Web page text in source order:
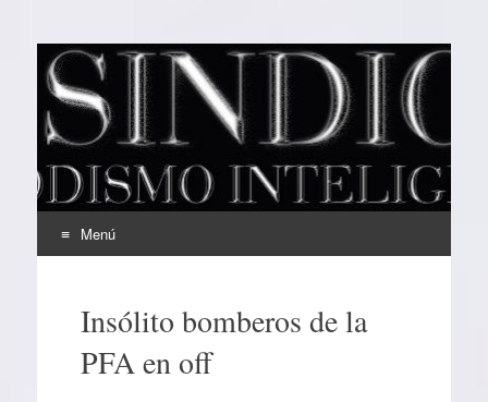
EL SINDICAL
Periodismo Inteligente
Menú
contenidoInsólito bomberos de la
PFA en off